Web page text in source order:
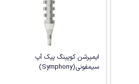
ایمپرشن کوپینگ پیک آپ
سیمفونی(Symphony)